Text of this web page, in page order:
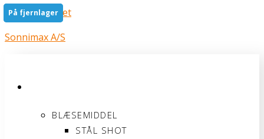
Gå til indholdet
Sonnimax A/S
BLÆSEMIDDEL
STÅL SHOT
På fjernlager
På fjernlager